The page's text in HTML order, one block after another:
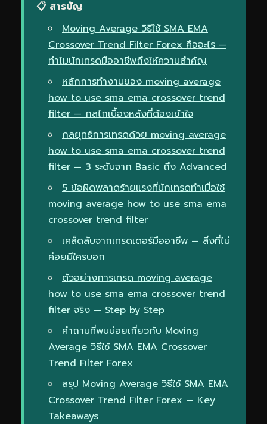
📋 สารบัญ
Moving Average วิธีใช้ SMA EMA
Crossover Trend Filter Forex คืออะไร —
ทำไมนักเทรดมืออาชีพถึงให้ความสำคัญ
หลักการทำงานของ moving average
how to use sma ema crossover trend
filter — กลไกเบื้องหลังที่ต้องเข้าใจ
กลยุทธ์การเทรดด้วย moving average
how to use sma ema crossover trend
filter — 3 ระดับจาก Basic ถึง Advanced
5 ข้อผิดพลาดร้ายแรงที่นักเทรดทำเมื่อใช้
moving average how to use sma ema
crossover trend filter
เคล็ดลับจากเทรดเดอร์มืออาชีพ — สิ่งที่ไม่
ค่อยมีใครบอก
ตัวอย่างการเทรด moving average
how to use sma ema crossover trend
filter จริง — Step by Step
คำถามที่พบบ่อยเกี่ยวกับ Moving
Average วิธีใช้ SMA EMA Crossover
Trend Filter Forex
สรุป Moving Average วิธีใช้ SMA EMA
Crossover Trend Filter Forex — Key
Takeaways